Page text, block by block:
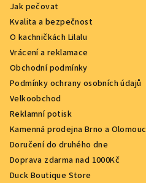
Jak pečovat
Kvalita a bezpečnost
O kachničkách Lilalu
Vrácení a reklamace
Obchodní podmínky
Podmínky ochrany osobních údajů
Velkoobchod
Reklamní potisk
Kamenná prodejna Brno a Olomouc
Doručení do druhého dne
Doprava zdarma nad 1000Kč
Duck Boutique Store